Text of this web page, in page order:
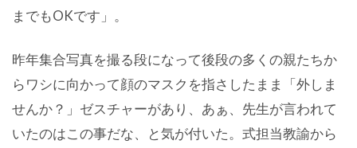
までもOKです」。
昨年集合写真を撮る段になって後段の多くの親たちか
らワシに向かって顔のマスクを指さしたまま「外しま
せんか？」ゼスチャーがあり、あぁ、先生が言われて
いたのはこの事だな、と気が付いた。式担当教諭から